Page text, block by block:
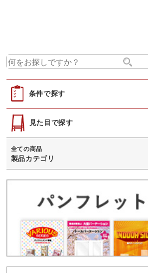
条件で探す
見た目で探す
全ての商品
製品カテゴリ